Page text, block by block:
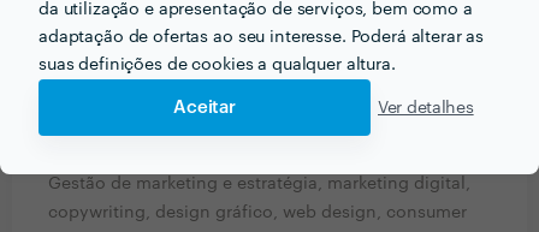
da utilização e apresentação de serviços, bem como a
adaptação de ofertas ao seu interesse. Poderá alterar as
suas definições de cookies a qualquer altura.
Aceitar Ver detalhes
Que formação e experiência tem relacionadas com a
sua actividade?
A nossa equipa é multidisciplinar, e isso permite-nos
Gestão de marketing e estratégia, marketing digital,
copywriting, design gráfico, web design, consumer